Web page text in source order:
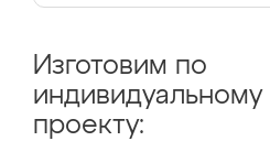
Изготовим по
индивидуальному
проекту: